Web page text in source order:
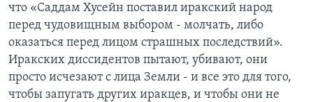
что «Саддам Хусейн поставил иракский народ
перед чудовищным выбором - молчать, либо
оказаться перед лицом страшных последствий».
Иракских диссидентов пытают, убивают, они
просто исчезают с лица Земли - и все это для того,
чтобы запугать других иракцев, и чтобы они не